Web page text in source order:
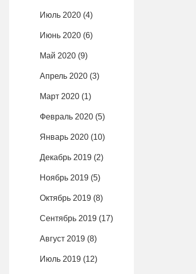
Июль 2020 (4)
Июнь 2020 (6)
Май 2020 (9)
Апрель 2020 (3)
Март 2020 (1)
Февраль 2020 (5)
Январь 2020 (10)
Декабрь 2019 (2)
Ноябрь 2019 (5)
Октябрь 2019 (8)
Сентябрь 2019 (17)
Август 2019 (8)
Июль 2019 (12)